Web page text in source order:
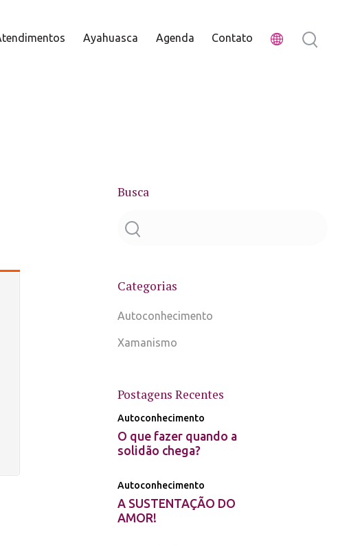
Ayahuasca Agenda Contato
Busca
Categorias
Autoconhecimento
Xamanismo
Postagens Recentes
Autoconhecimento
O que fazer quando a
solidão chega?
Autoconhecimento
A SUSTENTAÇÃO DO
AMOR!